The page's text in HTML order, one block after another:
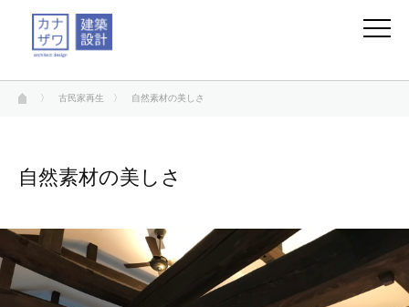
〉 古民家再生 〉 自然素材の美しさ
自然素材の美しさ